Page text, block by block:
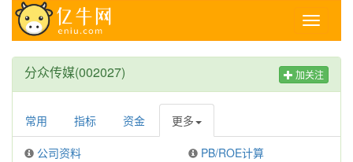
Toggle
分众传媒(002027) 加关注
常用 指标 资金 更多
公司资料 PB/ROE计算